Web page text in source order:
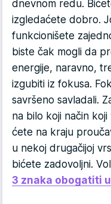
dnevnom redu.
izgledaćete dobro.
funkcionišete
biste čak mogli da
energije, naravno,
izgubiti iz fokusa.
savršeno savladali.
na bilo koji način
ćete na kraju
u nekoj drugačijoj
bićete zadovoljni.
3 znaka obogatiti